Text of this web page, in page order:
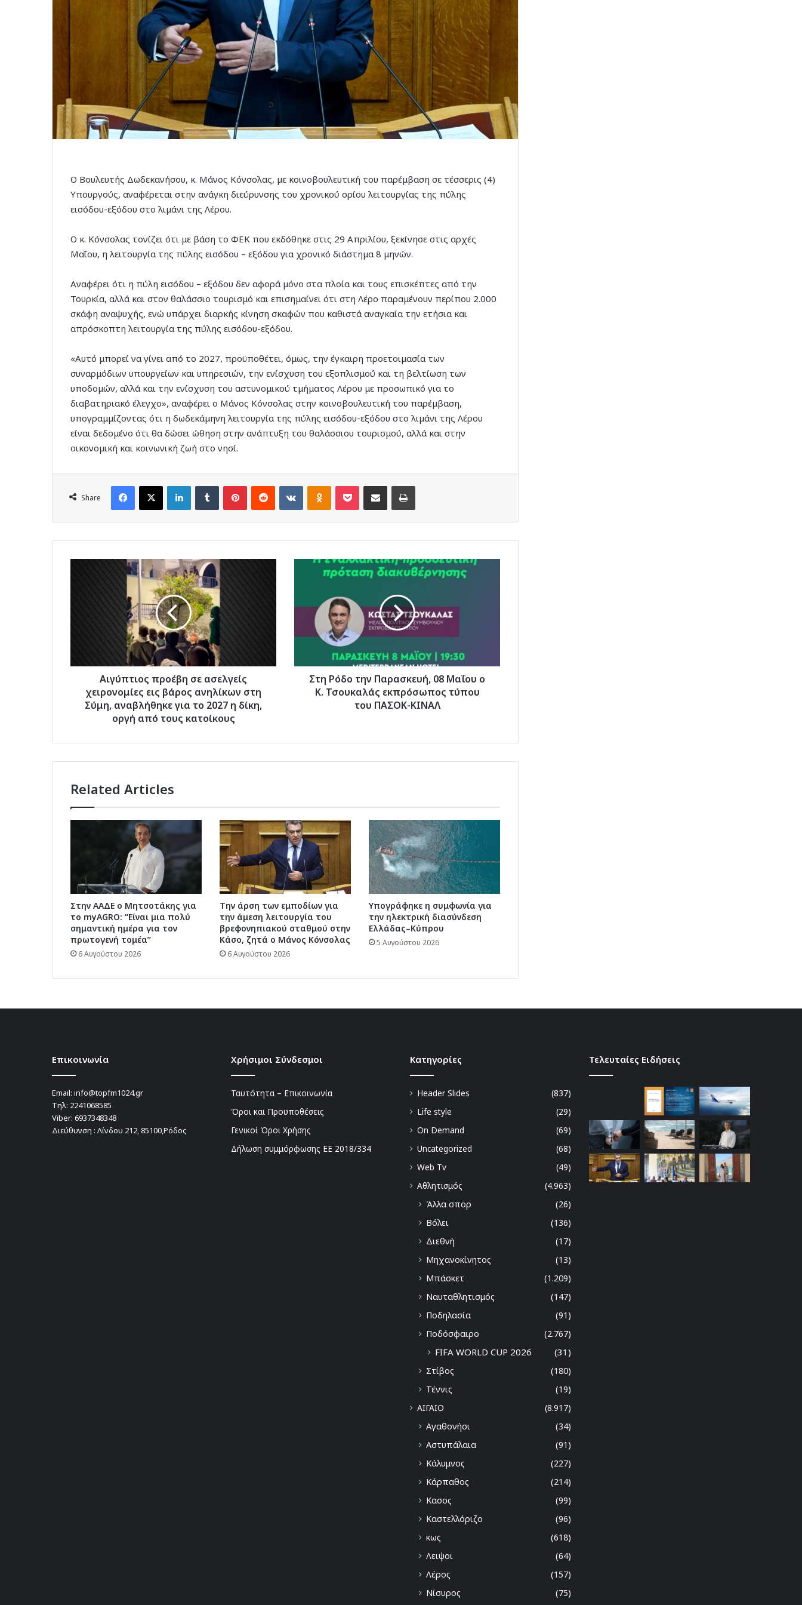
Ο Βουλευτής Δωδεκανήσου, κ. Μάνος Κόνσολας, με κοινοβουλευτική του παρέμβαση σε τέσσερις (4)
Υπουργούς, αναφέρεται στην ανάγκη διεύρυνσης του χρονικού ορίου λειτουργίας της πύλης
εισόδου-εξόδου στο λιμάνι της Λέρου.
Ο κ. Κόνσολας τονίζει ότι με βάση το ΦΕΚ που εκδόθηκε στις 29 Απριλίου, ξεκίνησε στις αρχές
Μαΐου, η λειτουργία της πύλης εισόδου – εξόδου για χρονικό διάστημα 8 μηνών.
Αναφέρει ότι η πύλη εισόδου – εξόδου δεν αφορά μόνο στα πλοία και τους επισκέπτες από την
Τουρκία, αλλά και στον θαλάσσιο τουρισμό και επισημαίνει ότι στη Λέρο παραμένουν περίπου 2.000
σκάφη αναψυχής, ενώ υπάρχει διαρκής κίνηση σκαφών που καθιστά αναγκαία την ετήσια και
απρόσκοπτη λειτουργία της πύλης εισόδου-εξόδου.
«Αυτό μπορεί να γίνει από το 2027, προϋποθέτει, όμως, την έγκαιρη προετοιμασία των
συναρμόδιων υπουργείων και υπηρεσιών, την ενίσχυση του εξοπλισμού και τη βελτίωση των
υποδομών, αλλά και την ενίσχυση του αστυνομικού τμήματος Λέρου με προσωπικό για το
διαβατηριακό έλεγχο», αναφέρει ο Μάνος Κόνσολας στην κοινοβουλευτική του παρέμβαση,
υπογραμμίζοντας ότι η δωδεκάμηνη λειτουργία της πύλης εισόδου-εξόδου στο λιμάνι της Λέρου
είναι δεδομένο ότι θα δώσει ώθηση στην ανάπτυξη του θαλάσσιου τουρισμού, αλλά και στην
οικονομική και κοινωνική ζωή στο νησί.
Share
Facebook
X LinkedInTumblr PinterestReddit VKontakteOdnoklassniki
Pocket Share via Email Print
ασελγείς
χειρονομίες
στη
αναβλήθηκε
οργή
τους
Αιγύπτιος προέβη σε ασελγείς
χειρονομίες εις βάρος ανηλίκων στη
Σύμη, αναβλήθηκε για το 2027 η δίκη,
οργή από τους κατοίκους
Παρασκευή,
Μαΐου
ο
Τσουκαλάς
εκπρόσωπος
τύπου
Στη Ρόδο την Παρασκευή, 08 Μαΐου ο
Κ. Τσουκαλάς εκπρόσωπος τύπου
του ΠΑΣΟΚ-ΚΙΝΑΛ
Related Articles
Στην ΑΑΔΕ ο Μητσοτάκης για
το myAGRO: “Είναι μια πολύ
σημαντική ημέρα για τον
πρωτογενή τομέα”
6 Αυγούστου 2026
Την άρση των εμποδίων για
την άμεση λειτουργία του
βρεφονηπιακού σταθμού στην
Κάσο, ζητά ο Μάνος Κόνσολας
6 Αυγούστου 2026
Υπογράφηκε η συμφωνία για
την ηλεκτρική διασύνδεση
Ελλάδας–Κύπρου
5 Αυγούστου 2026
Επικοινωνία
Email: info@topfm1024.gr
Τηλ: 2241068585
Viber: 6937348348
Διεύθυνση : Λίνδου 212, 85100,Ρόδος
Χρήσιμοι Σύνδεσμοι
Ταυτότητα – Επικοινωνία
Όροι και Προϋποθέσεις
Γενικοί Όροι Χρήσης
Δήλωση συμμόρφωσης ΕΕ 2018/334
Kατηγορίες
Header Slides
(837)
Life style
(29)
On Demand
(69)
Uncategorized
(68)
Web Tv
(49)
Αθλητισμός
(4.963)
Άλλα σπορ
(26)
Βόλει
(136)
Διεθνή
(17)
Μηχανοκίνητος
(13)
Μπάσκετ
(1.209)
Ναυταθλητισμός
(147)
Ποδηλασία
(91)
Ποδόσφαιρο
(2.767)
FIFA WORLD CUP 2026 (31)
Στίβος
(180)
Τέννις
(19)
ΑΙΓΑΙΟ
(8.917)
Αγαθονήσι
(34)
Αστυπάλαια
(91)
Κάλυμνος
(227)
Κάρπαθος
(214)
Κασος
(99)
Καστελλόριζο
(96)
κως
(618)
Λειψοι
(64)
Λέρος
(157)
Νίσυρος
(75)
Τελευταίες Ειδήσεις